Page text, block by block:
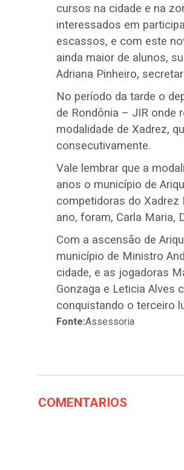
cursos na cidade e na
interessados em
escassos, e com este
ainda maior de alunos,
Adriana Pinheiro,
No período da tarde o
de Rondônia – JIR onde
modalidade de Xadrez,
consecutivamente.
Vale lembrar que a
anos o município de
competidoras do Xadrez
ano, foram, Carla Maria,
Com a ascensão de
município de Ministro
cidade, e as jogadoras
Gonzaga e Leticia Alves
conquistando o terceiro
Fonte:Assessoria
COMENTARIOS